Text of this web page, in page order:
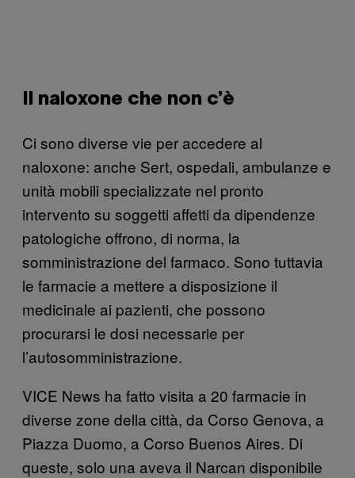
Il naloxone che non c’è
Ci sono diverse vie per accedere al
naloxone: anche Sert, ospedali, ambulanze e
unità mobili specializzate nel pronto
intervento su soggetti affetti da dipendenze
patologiche offrono, di norma, la
somministrazione del farmaco. Sono tuttavia
le farmacie a mettere a disposizione il
medicinale ai pazienti, che possono
procurarsi le dosi necessarie per
l’autosomministrazione.
VICE News ha fatto visita a 20 farmacie in
diverse zone della città, da Corso Genova, a
Piazza Duomo, a Corso Buenos Aires. Di
queste, solo una aveva il Narcan disponibile